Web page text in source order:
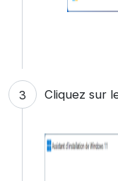
Cliquez sur